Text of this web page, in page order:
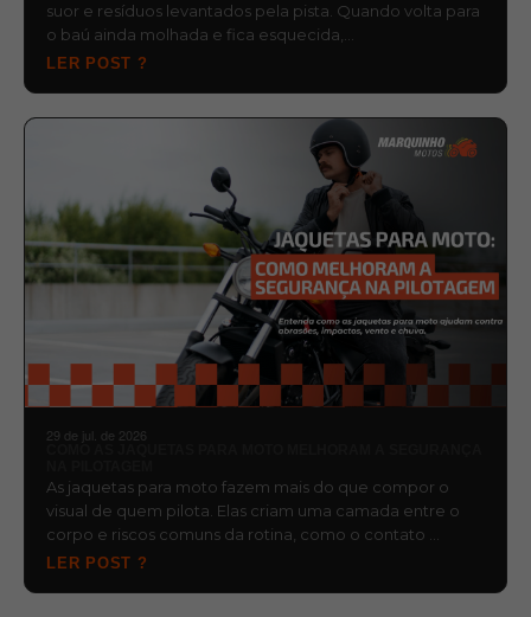
suor e resíduos levantados pela pista. Quando volta para
o baú ainda molhada e fica esquecida,…
LER POST ?
29 de jul. de 2026
As jaquetas para moto fazem mais do que compor o
visual de quem pilota. Elas criam uma camada entre o
corpo e riscos comuns da rotina, como o contato …
LER POST ?